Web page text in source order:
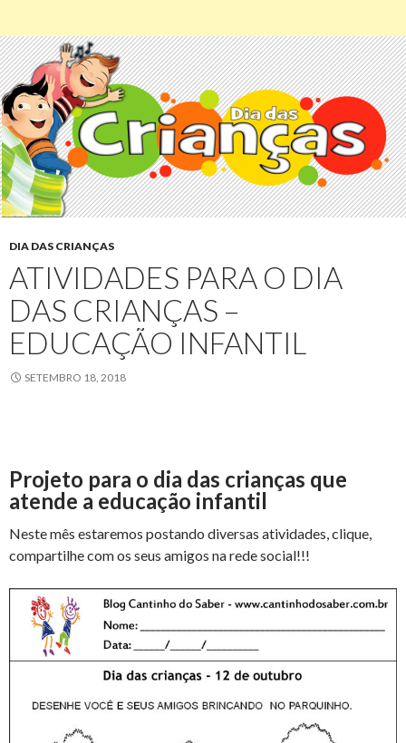
DIA DAS CRIANÇAS
ATIVIDADES PARA O DIA
DAS CRIANÇAS –
EDUCAÇÃO INFANTIL
SETEMBRO 18, 2018
Projeto para o dia das crianças que
atende a educação infantil
Neste mês estaremos postando diversas atividades, clique,
compartilhe com os seus amigos na rede social!!!